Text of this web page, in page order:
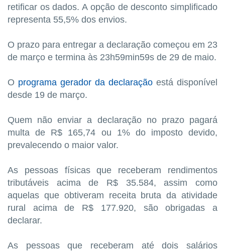
retificar os dados. A opção de desconto simplificado
representa 55,5% dos envios.
O prazo para entregar a declaração começou em 23
de março e termina às 23h59min59s de 29 de maio.
O programa gerador da declaração está disponível
desde 19 de março.
Quem não enviar a declaração no prazo pagará
multa de R$ 165,74 ou 1% do imposto devido,
prevalecendo o maior valor.
As pessoas físicas que receberam rendimentos
tributáveis acima de R$ 35.584, assim como
aquelas que obtiveram receita bruta da atividade
rural acima de R$ 177.920, são obrigadas a
declarar.
As pessoas que receberam até dois salários